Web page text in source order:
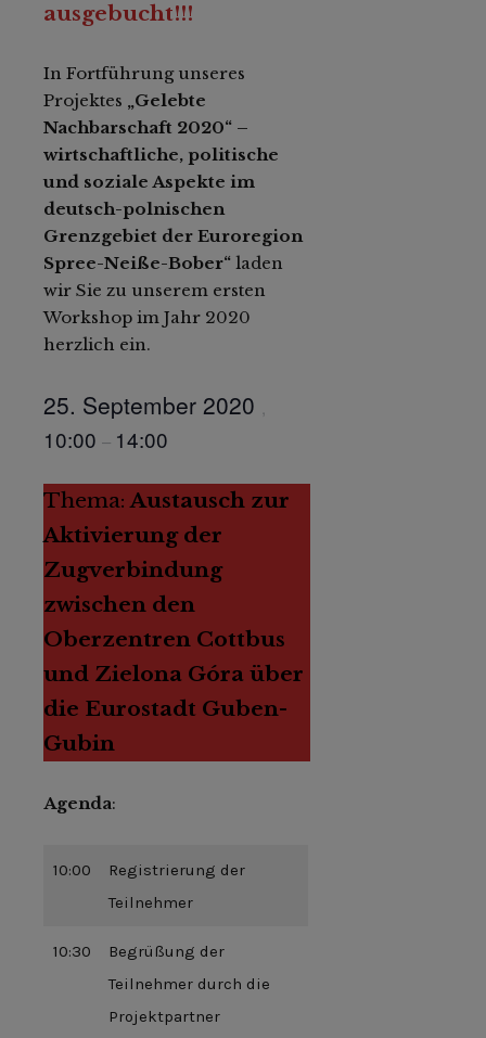
ausgebucht!!!
In Fortführung unseres
Projektes „Gelebte
Nachbarschaft 2020“ –
wirtschaftliche, politische
und soziale Aspekte im
deutsch-polnischen
Grenzgebiet der Euroregion
Spree-Neiße-Bober“ laden
wir Sie zu unserem ersten
Workshop im Jahr 2020
herzlich ein.
25. September 2020 ,
10:00 – 14:00
Thema: Austausch zur
Aktivierung der
Zugverbindung
zwischen den
Oberzentren Cottbus
und Zielona Góra über
die Eurostadt Guben-
Gubin
Agenda:
10:00
Registrierung der
Teilnehmer
10:30
Begrüßung der
Teilnehmer durch die
Projektpartner